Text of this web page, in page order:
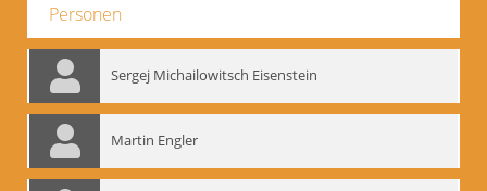
Personen
Sergej Michailowitsch Eisenstein
Martin Engler